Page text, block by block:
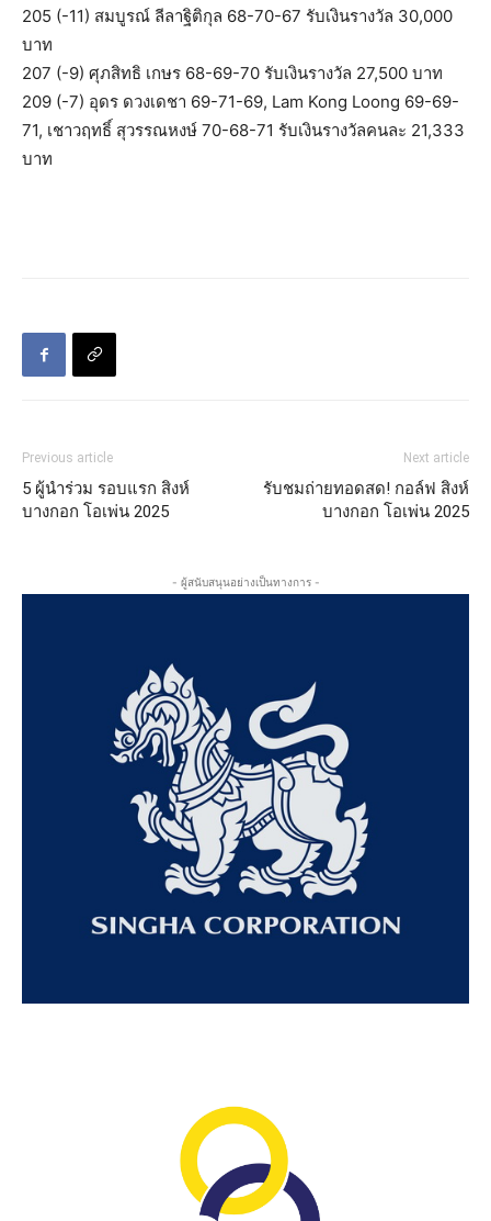
205 (-11) สมบูรณ์ ลีลาฐิติกุล 68-70-67 รับเงินรางวัล 30,000
บาท
207 (-9) ศุภสิทธิ เกษร 68-69-70 รับเงินรางวัล 27,500 บาท
209 (-7) อุดร ดวงเดชา 69-71-69, Lam Kong Loong 69-69-
71, เชาวฤทธิ์ สุวรรณหงษ์ 70-68-71 รับเงินรางวัลคนละ 21,333
บาท
Previous article
5 ผู้นำร่วม รอบแรก สิงห์
บางกอก โอเพ่น 2025
Next article
รับชมถ่ายทอดสด! กอล์ฟ สิงห์
บางกอก โอเพ่น 2025
- ผู้สนับสนุนอย่างเป็นทางการ -